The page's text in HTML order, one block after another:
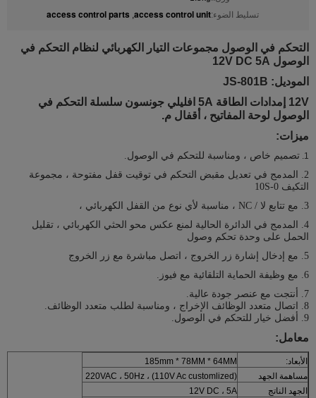
تسليط الضوء:access control unit
,
access control parts
التحكم في الوصول مجموعات التيار الكهربائي لنظام التحكم في
الوصول 12V DC 5A
الموديل: JS-801B
12V إمدادات الطاقة 5A افليلي جونسون سلسلة التحكم في
الوصول لوحة المفاتيح ، أقفال م.
ميزات:
1. تصميم خاص ، ومناسبة للتحكم في الوصول.
2. المدمج في تعديل مقبض التحكم في توقيت قفل مفتوحة ، مجموعة
التكيف 0-10S
3. مع تتابع لا / NC ، مناسبة لأي نوع من القفل الكهربائي ،
4. المدمج في الدائرة الحالية لمنع عكس محو الحثي الكهربائي ، تقليل
الحمل على وحدة تحكم وصول
5. مع إدخال إشارة زر الخروج ، اتصل مباشرة مع زر الخروج
6. مع وظيفة الحماية التلقائية مع فيوز.
7. أنتجت مع عنصر جودة عالية.
8. اتصال متعدد الوظائف الإخراج ، ومناسبة لطلب متعدد الوظائف.
9. أفضل خيار للتحكم في الوصول.
معامل:
الأبعاد:
185mm * 78MM * 64MM
مساهمة الجهد
220VAC ، 50Hz ، (110V Ac customlized)
الجهد الناتج
12V DC ، 5A